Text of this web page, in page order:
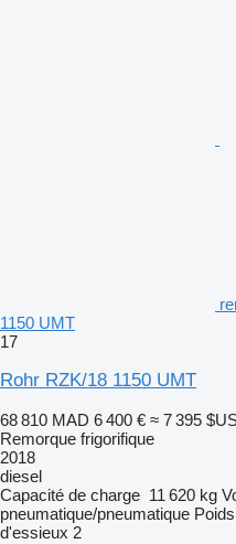
1150 UMT
17
Rohr RZK/18 1150 UMT
68 810 MAD 6 400 € ≈ 7 395
Remorque frigorifique
2018
diesel
Capacité de charge 11 620 kg
pneumatique/pneumatique
d'essieux 2